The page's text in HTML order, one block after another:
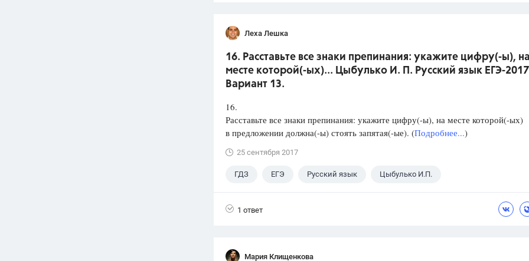
Леха Лешка
16. Расставьте все знаки препинания: укажите цифру(-ы), на
месте которой(-ых)... Цыбулько И. П. Русский язык ЕГЭ-
Вариант 13.
16.
Расставьте все знаки препинания: укажите цифру(-ы), на месте которой(-ых)
в предложении должна(-ы) стоять запятая(-ые). (Подробнее...)
25 сентября 2017
ГДЗ ЕГЭ Русский язык Цыбулько И.П.
1 ответ
Мария Клищенкова